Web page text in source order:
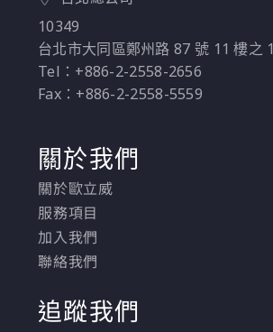
10349
台北市大同區鄭州路 87 號 11 樓之 1
Tel：+886-2-2558-2656
Fax：+886-2-2558-5559
關於我們
關於歐立威
服務項目
加入我們
聯絡我們
追蹤我們